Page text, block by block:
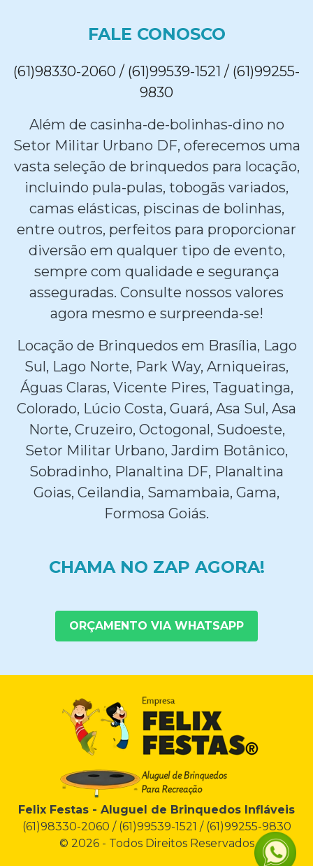
FALE CONOSCO
(61)98330-2060 / (61)99539-1521 / (61)99255-
9830
Além de casinha-de-bolinhas-dino no
Setor Militar Urbano DF, oferecemos uma
vasta seleção de brinquedos para locação,
incluindo pula-pulas, tobogãs variados,
camas elásticas, piscinas de bolinhas,
entre outros, perfeitos para proporcionar
diversão em qualquer tipo de evento,
sempre com qualidade e segurança
asseguradas. Consulte nossos valores
agora mesmo e surpreenda-se!
Locação de Brinquedos em Brasília, Lago
Sul, Lago Norte, Park Way, Arniqueiras,
Águas Claras, Vicente Pires, Taguatinga,
Colorado, Lúcio Costa, Guará, Asa Sul, Asa
Norte, Cruzeiro, Octogonal, Sudoeste,
Setor Militar Urbano, Jardim Botânico,
Sobradinho, Planaltina DF, Planaltina
Goias, Ceilandia, Samambaia, Gama,
Formosa Goiás.
CHAMA NO ZAP AGORA!
ORÇAMENTO VIA WHATSAPP
Felix Festas - Aluguel de Brinquedos Infláveis
(61)98330-2060 / (61)99539-1521 / (61)99255-9830
© 2026 - Todos Direitos Reservados